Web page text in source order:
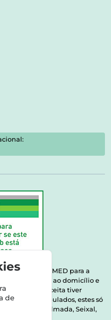
pelo INFARMED para a
de saúde ao domicílio e
| Se na sua receita tiver
Manipulados, estes só
concelhos: Almada, Seixal,
de